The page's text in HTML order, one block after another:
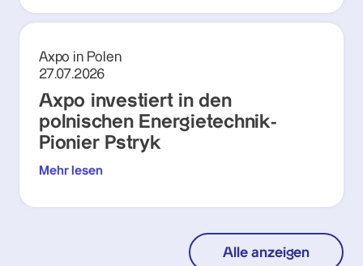
Axpo in Polen
27.07.2026
Axpo investiert in den
polnischen Energietechnik-
Pionier Pstryk
Mehr lesen
Alle anzeigen